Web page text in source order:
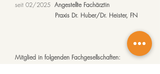
seit 02/2025 Angestellte Fachärztin
Praxis Dr. Huber/Dr. Heister, FN
Mitglied in folgenden Fachgesellschaften: